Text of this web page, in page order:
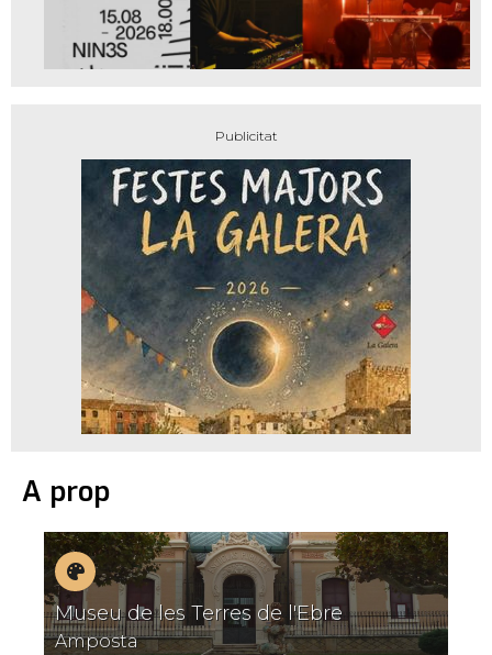
A prop
Museus
Museu de les Terres de l'Ebre
Amposta